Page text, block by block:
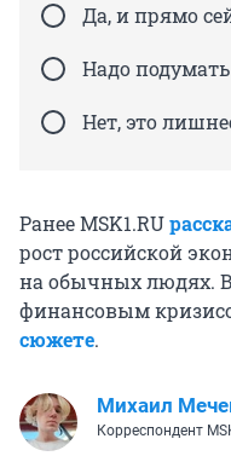
Да, и прямо
Надо подумать
Нет, это
Ранее MSK1.RU
рост российской
на обычных людях.
финансовым
сюжете.
Михаил
Корреспондент